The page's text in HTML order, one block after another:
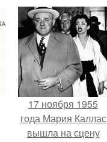
17 ноября 1955
года Мария Каллас
вышла на сцену